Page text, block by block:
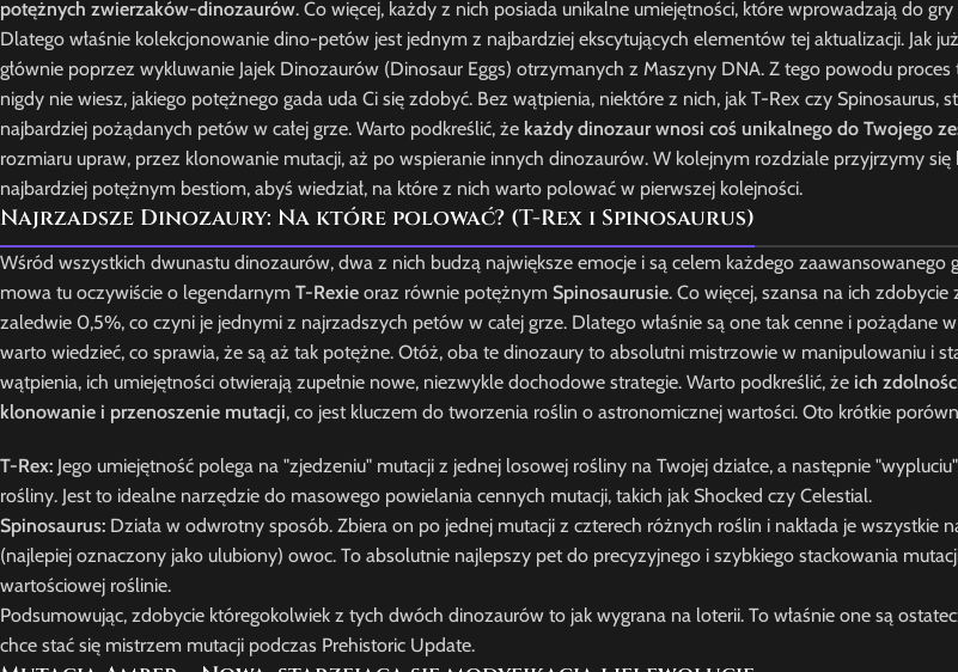
potężnych zwierzaków-dinozaurów. Co więcej, każdy z nich posiada unikalne umiejętności, które wprowadzają do gry
Dlatego właśnie kolekcjonowanie dino-petów jest jednym z najbardziej ekscytujących elementów tej aktualizacji. Jak
głównie poprzez wykluwanie Jajek Dinozaurów (Dinosaur Eggs) otrzymanych z Maszyny DNA. Z tego powodu proces
nigdy nie wiesz, jakiego potężnego gada uda Ci się zdobyć. Bez wątpienia, niektóre z nich, jak T-Rex czy Spinosaurus,
najbardziej pożądanych petów w całej grze. Warto podkreślić, że każdy dinozaur wnosi coś unikalnego do Twojego
rozmiaru upraw, przez klonowanie mutacji, aż po wspieranie innych dinozaurów. W kolejnym rozdziale przyjrzymy
najbardziej potężnym bestiom, abyś wiedział, na które z nich warto polować w pierwszej kolejności.
Najrzadsze Dinozaury: Na które polować? (T-Rex i Spinosaurus)
Wśród wszystkich dwunastu dinozaurów, dwa z nich budzą największe emocje i są celem każdego zaawansowanego
mowa tu oczywiście o legendarnym T-Rexie oraz równie potężnym Spinosaurusie. Co więcej, szansa na ich zdobycie
zaledwie 0,5%, co czyni je jednymi z najrzadszych petów w całej grze. Dlatego właśnie są one tak cenne i pożądane
warto wiedzieć, co sprawia, że są aż tak potężne. Otóż, oba te dinozaury to absolutni mistrzowie w manipulowaniu i
wątpienia, ich umiejętności otwierają zupełnie nowe, niezwykle dochodowe strategie. Warto podkreślić, że ich
klonowanie i przenoszenie mutacji, co jest kluczem do tworzenia roślin o astronomicznej wartości. Oto krótkie
T-Rex: Jego umiejętność polega na "zjedzeniu" mutacji z jednej losowej rośliny na Twojej działce, a następnie
rośliny. Jest to idealne narzędzie do masowego powielania cennych mutacji, takich jak Shocked czy Celestial.
Spinosaurus: Działa w odwrotny sposób. Zbiera on po jednej mutacji z czterech różnych roślin i nakłada je wszystkie
(najlepiej oznaczony jako ulubiony) owoc. To absolutnie najlepszy pet do precyzyjnego i szybkiego stackowania
wartościowej roślinie.
Podsumowując, zdobycie któregokolwiek z tych dwóch dinozaurów to jak wygrana na loterii. To właśnie one są
chce stać się mistrzem mutacji podczas Prehistoric Update.